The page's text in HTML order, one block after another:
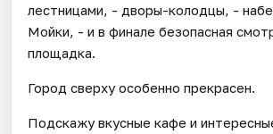
лестницами, - дворы-колодцы, -
Мойки, - и в финале безопасная
площадка.
Город сверху особенно прекрасен.
Подскажу вкусные кафе и